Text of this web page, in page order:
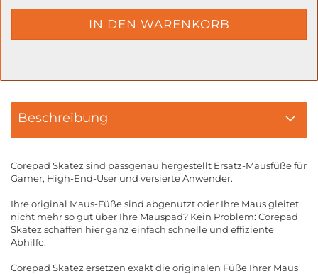
Beschreibung
Corepad Skatez sind passgenau hergestellt Ersatz-Mausfüße für
Gamer, High-End-User und versierte Anwender.
Ihre original Maus-Füße sind abgenutzt oder Ihre Maus gleitet
nicht mehr so gut über Ihre Mauspad? Kein Problem: Corepad
Skatez schaffen hier ganz einfach schnelle und effiziente
Abhilfe.
Corepad Skatez ersetzen exakt die originalen Füße Ihrer Maus